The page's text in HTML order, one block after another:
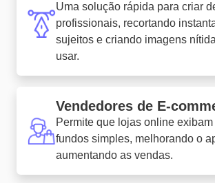
Uma solução rápida para criar
profissionais, recortando
sujeitos e criando imagens
usar.
Vendedores de E-
Permite que lojas online
fundos simples, melhorando o
aumentando as vendas.